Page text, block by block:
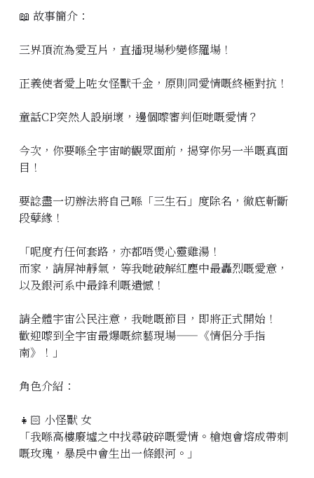
📖 故事簡介：
三界頂流為愛互片，直播現場秒變修羅場！
正義使者愛上咗女怪獸千金，原則同愛情嘅終極對抗！
童話CP突然人設崩壞，邊個嚟審判佢哋嘅愛情？
今次，你要喺全宇宙啲觀眾面前，揭穿你另一半嘅真面
目！
要諗盡一切辦法將自己喺「三生石」度除名，徹底斬斷
段孽緣！
「呢度冇任何套路，亦都唔煲心靈雞湯！
而家，請屏神靜氣，等我哋破解紅塵中最轟烈嘅愛意，
以及銀河系中最鋒利嘅遺憾！
請全體宇宙公民注意，我哋嘅節目，即將正式開始！
歡迎嚟到全宇宙最爆嘅綜藝現場——《情侶分手指
南》！」
角色介紹：
👧🏻 小怪獸 女
「我喺高樓廢墟之中找尋破碎嘅愛情。槍炮會熔成帶刺
嘅玫瑰，暴戾中會生出一條銀河。」